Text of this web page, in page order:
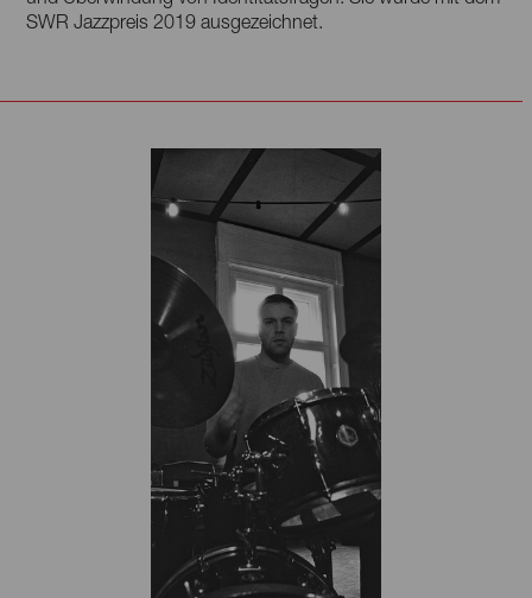
SWR Jazzpreis 2019 ausgezeichnet.